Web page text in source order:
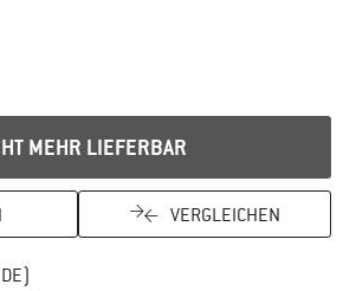
MEHR LIEFERBAR
VERGLEICHEN